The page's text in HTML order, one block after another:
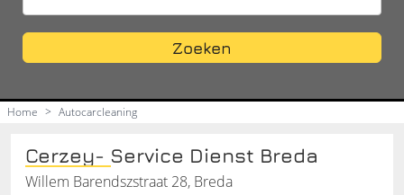
Zoeken
Home > Autocarcleaning
Cerzey- Service Dienst Breda
Willem Barendszstraat 28, Breda